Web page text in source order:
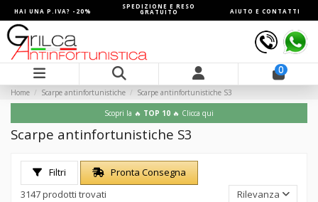
HAI UNA P.IVA? -20%
SPEDIZIONE E RESO
GRATUITO AIUTO E CONTATTI
0
Home Scarpe antinfortunistiche Scarpe antinfortunistiche S3
Scopri la 🔥 TOP 10 🔥 Clicca qui
Scarpe antinfortunistiche S3
Filtri
Pronta Consegna
3147 prodotti trovati
Rilevanza